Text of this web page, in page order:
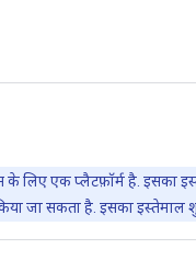
एक प्लैटफ़ॉर्म है. इसका
जा सकता है. इसका